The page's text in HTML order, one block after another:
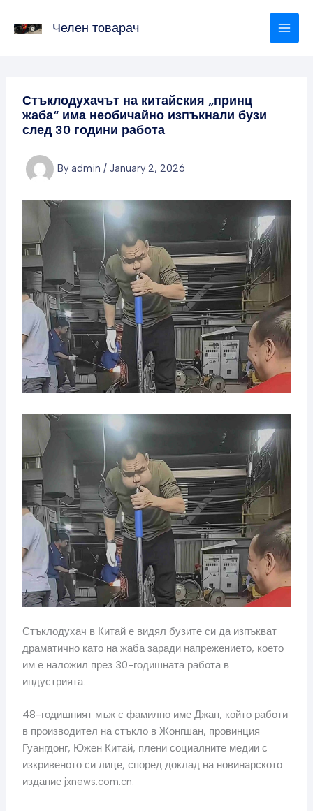
Челен товарач
Стъклодухачът на китайския „принц
жаба“ има необичайно изпъкнали бузи
след 30 години работа
By admin / January 2, 2026
Стъклодухач в Китай е видял бузите си да изпъкват
драматично като на жаба заради напрежението, което
им е наложил през 30-годишната работа в
индустрията.
48-годишният мъж с фамилно име Джан, който работи
в производител на стъкло в Жонгшан, провинция
Гуангдонг, Южен Китай, плени социалните медии с
изкривеното си лице, според доклад на новинарското
издание jxnews.com.cn.